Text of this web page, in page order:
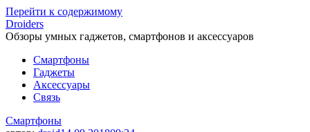
Перейти к содержимому
Droiders
Обзоры умных гаджетов, смартфонов и аксессуаров
Смартфоны
Гаджеты
Аксессуары
Связь
Смартфоны